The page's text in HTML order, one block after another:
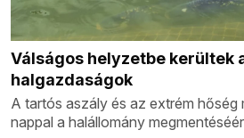
Válságos helyzetbe kerültek
halgazdaságok
A tartós aszály és az extrém hőség
nappal a halállomány